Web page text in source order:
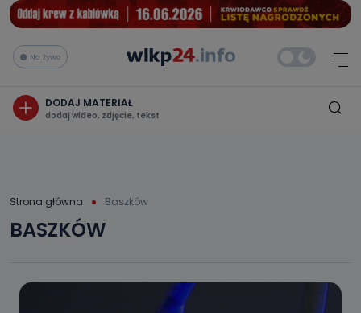
Na żywo
DODAJ MATERIAŁ
dodaj wideo, zdjęcie, tekst
Strona główna Baszków
BASZKÓW